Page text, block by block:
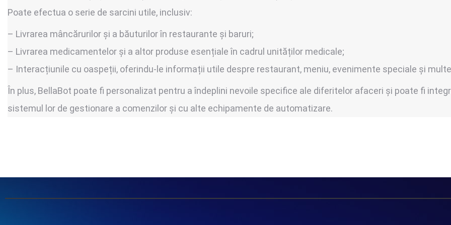
Poate efectua o serie de sarcini utile, inclusiv:
– Livrarea mâncărurilor și a băuturilor în restaurante și baruri;
– Livrarea medicamentelor și a altor produse esențiale în cadrul unităților medicale;
– Interacțiunile cu oaspeții, oferindu-le informații utile despre restaurant, meniu, evenimente speciale și
În plus, BellaBot poate fi personalizat pentru a îndeplini nevoile specifice ale diferitelor afaceri și poate fi
sistemul lor de gestionare a comenzilor și cu alte echipamente de automatizare.